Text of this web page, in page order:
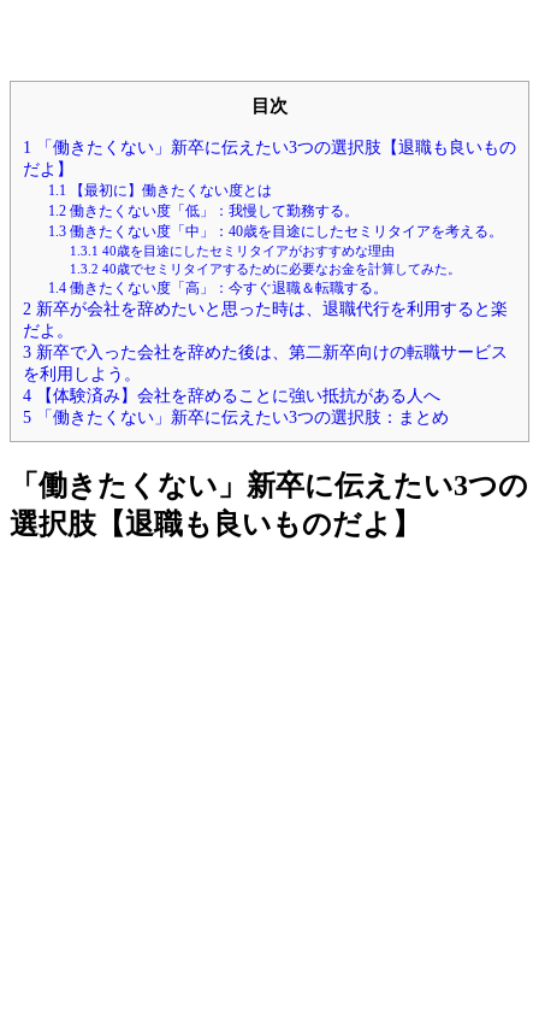
目次
1 「働きたくない」新卒に伝えたい3つの選択肢【退職も良いもの
だよ】
1.1【最初に】働きたくない度とは
1.2働きたくない度「低」：我慢して勤務する。
1.3働きたくない度「中」：40歳を目途にしたセミリタイアを考える。
1.3.1 40歳を目途にしたセミリタイアがおすすめな理由
1.3.2 40歳でセミリタイアするために必要なお金を計算してみた。
1.4働きたくない度「高」：今すぐ退職＆転職する。
2 新卒が会社を辞めたいと思った時は、退職代行を利用すると楽
だよ。
3 新卒で入った会社を辞めた後は、第二新卒向けの転職サービス
を利用しよう。
4 【体験済み】会社を辞めることに強い抵抗がある人へ
5 「働きたくない」新卒に伝えたい3つの選択肢：まとめ
「働きたくない」新卒に伝えたい3つの
選択肢【退職も良いものだよ】